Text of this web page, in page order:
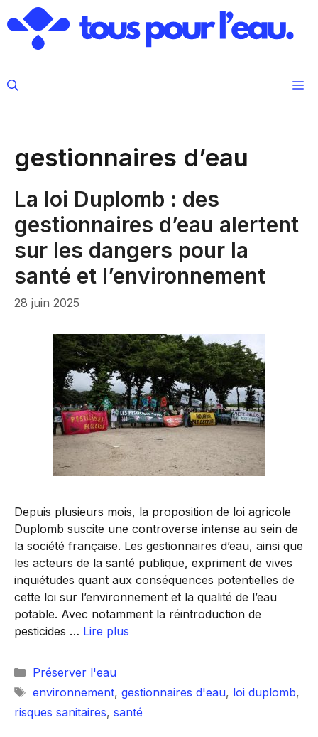
au
contenu
gestionnaires d’eau
La loi Duplomb : des
gestionnaires d’eau alertent
sur les dangers pour la
santé et l’environnement
28 juin 2025
Depuis plusieurs mois, la proposition de loi agricole
Duplomb suscite une controverse intense au sein de
la société française. Les gestionnaires d’eau, ainsi que
les acteurs de la santé publique, expriment de vives
inquiétudes quant aux conséquences potentielles de
cette loi sur l’environnement et la qualité de l’eau
potable. Avec notamment la réintroduction de
pesticides … Lire plus
Catégories
Préserver l'eau
Étiquettes
environnement, gestionnaires d'eau, loi duplomb,
risques sanitaires, santé